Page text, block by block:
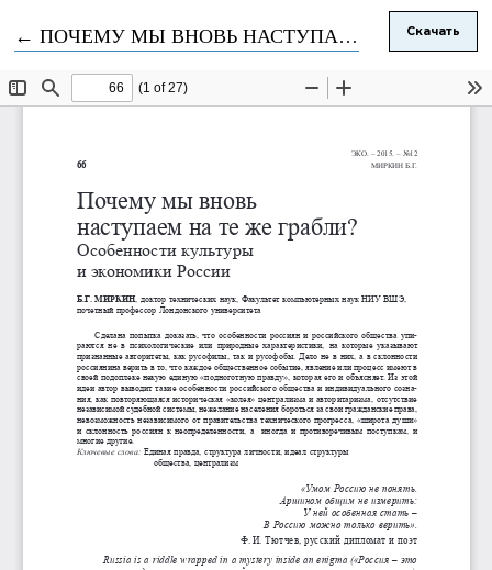
←Вернуться к Подробностям о статье
ПОЧЕМУ МЫ ВНОВЬ НАСТУПАЕМ НА ТЕ ЖЕ ГРАБЛИ?ОСОБЕННОСТИ КУЛЬТУРЫ И ЭКОНОМИКИ РОССИИ Скачать